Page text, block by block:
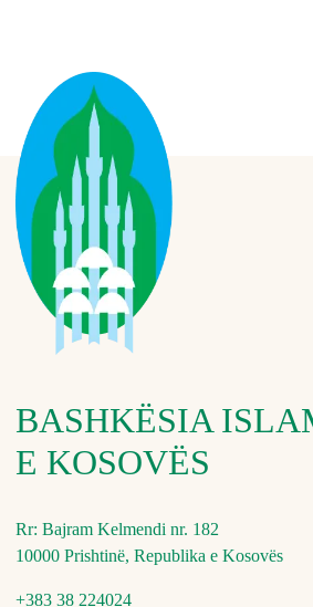
BASHKËSIA
E KOSOVËS
Rr: Bajram Kelmendi nr. 182
10000 Prishtinë, Republika e Kosovës
+383 38 224024